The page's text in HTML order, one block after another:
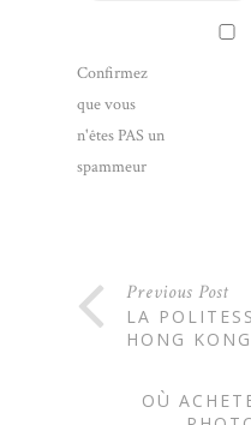
Confirmez
que vous
n'êtes PAS un
spammeur
Previous Post
LA
HONG KONG
OÙ